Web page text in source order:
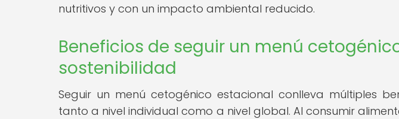
nutritivos y con un impacto ambiental reducido.
Beneficios de seguir un menú
sostenibilidad
Seguir un menú cetogénico estacional conlleva múltiples
tanto a nivel individual como a nivel global. Al consumir